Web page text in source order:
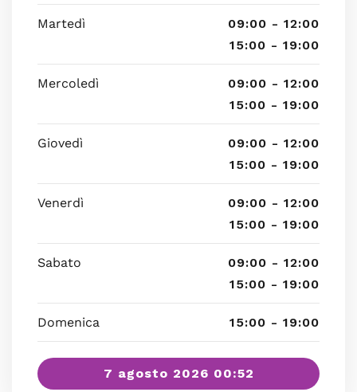
Martedì
09:00 - 12:00
15:00 - 19:00
Mercoledì
09:00 - 12:00
15:00 - 19:00
Giovedì
09:00 - 12:00
15:00 - 19:00
Venerdì
09:00 - 12:00
15:00 - 19:00
Sabato
09:00 - 12:00
15:00 - 19:00
Domenica 15:00 - 19:00
7 agosto 2026 00:52